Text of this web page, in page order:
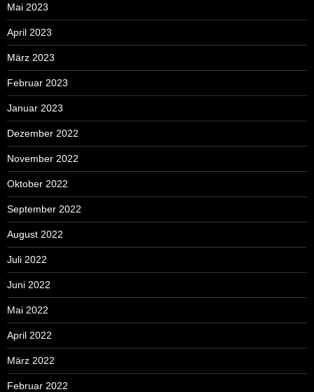
Mai 2023
April 2023
März 2023
Februar 2023
Januar 2023
Dezember 2022
November 2022
Oktober 2022
September 2022
August 2022
Juli 2022
Juni 2022
Mai 2022
April 2022
März 2022
Februar 2022